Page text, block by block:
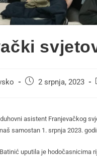
2 srpnja, 2023
asistent Franjevačkog
samostan 1. srpnja 2023.
uputila je hodočasnicima